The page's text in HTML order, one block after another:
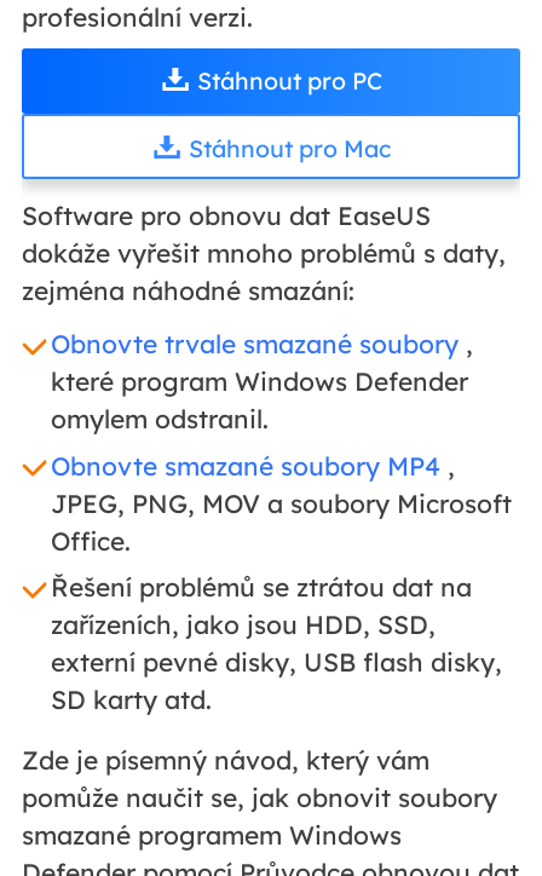
profesionální verzi.
Stáhnout pro PC
Stáhnout pro Mac
Software pro obnovu dat EaseUS
dokáže vyřešit mnoho problémů s daty,
zejména náhodné smazání:
Obnovte trvale smazané soubory,
které program Windows Defender
omylem odstranil.
Obnovte smazané soubory MP4,
JPEG, PNG, MOV a soubory Microsoft
Office.
Řešení problémů se ztrátou dat na
zařízeních, jako jsou HDD, SSD,
externí pevné disky, USB flash disky,
SD karty atd.
Zde je písemný návod, který vám
pomůže naučit se, jak obnovit soubory
smazané programem Windows